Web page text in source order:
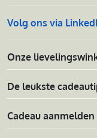
Volg ons via
Onze
De leukste
Cadeau